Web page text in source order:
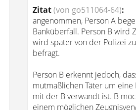
Zitat(von go511064-64):
angenommen, Person A
Banküberfall. Person B wird
wird später von der Polizei
befragt.
Person B erkennt jedoch,
mutmaßlichen Täter um eine
mit der B verwandt ist. B
einem möglichen